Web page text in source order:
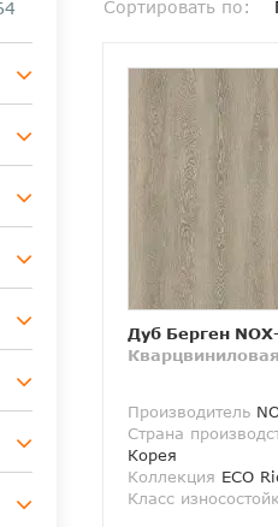
Сортировать по:
Дуб Берген
Производитель
Страна
Корея
Коллекция ECO
Класс